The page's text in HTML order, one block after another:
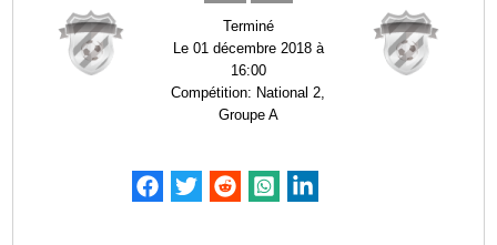
Terminé
Le 01 décembre 2018 à
16:00
Compétition: National 2,
Groupe A